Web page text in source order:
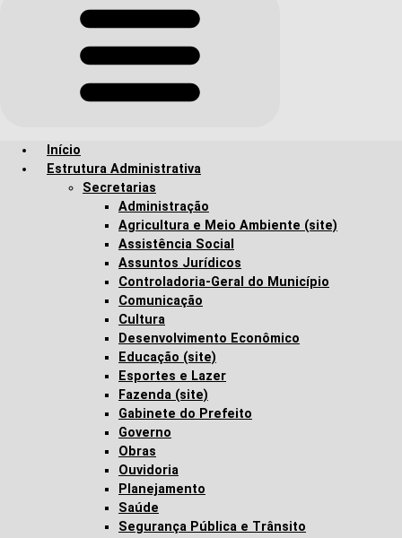
Início
Estrutura Administrativa
Secretarias
Administração
Agricultura e Meio Ambiente (site)
Assistência Social
Assuntos Jurídicos
Controladoria-Geral do Município
Comunicação
Cultura
Desenvolvimento Econômico
Educação (site)
Esportes e Lazer
Fazenda (site)
Gabinete do Prefeito
Governo
Obras
Ouvidoria
Planejamento
Saúde
Segurança Pública e Trânsito